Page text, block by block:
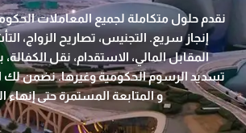
نقدم حلول متكاملة لجميع المعاملات
إنجاز سريع. التجنيس، تصاريح الزواج،
المقابل المالي، الاستقدام، نقل
تسديد الرسوم الحكومية وغيرها. نضمن لك
و المتابعة المستمرة حتى إنهاء